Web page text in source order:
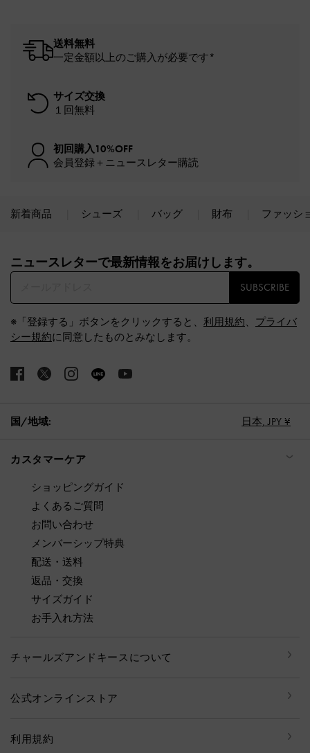
送料無料
一定金額以上のご購入が必要です*
サイズ交換
１回無料
初回購入10%OFF
会員登録＋ニュースレター購読
新着商品 シューズ バッグ 財布 ファッシ
ニュースレターで最新情報をお届けします。​
SUBSCRIBE
※「登録する」ボタンをクリックすると、 利用規約、 プライバ
シー規約に同意したものとみなします。
国/地域: 日本, JPY ¥
カスタマーケア
ショッピングガイド
よくあるご質問
お問い合わせ
メンバーシップ特典
配送・送料
返品・交換
サイズガイド
お手入れ方法
チャールズアンドキースについて
公式オンラインストア
利用規約